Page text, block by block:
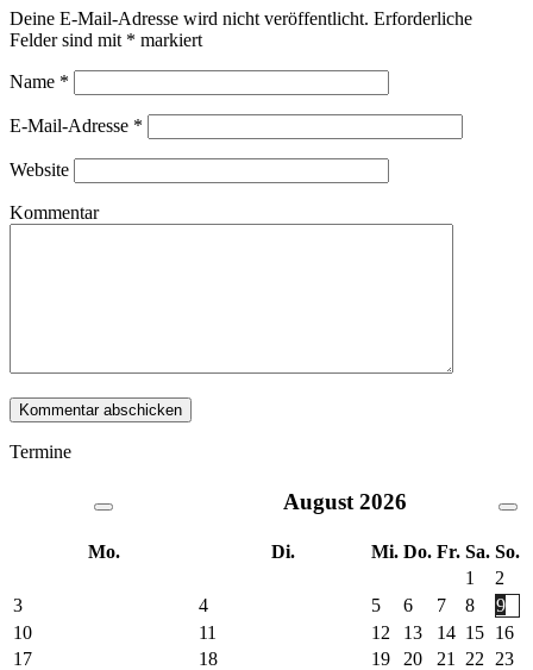
Deine E-Mail-Adresse wird nicht veröffentlicht. Erforderliche
Felder sind mit * markiert
Name *
E-Mail-Adresse *
Website
Kommentar
Termine
August 2026
Mo. Di. Mi. Do. Fr. Sa. So.
1
2
3
4 5 6 7 8
9
10
11 12 13 14 15 16
17
18 19 20 21 22 23